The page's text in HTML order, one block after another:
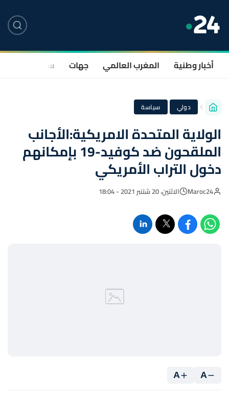
أخبار وطنية المغرب العالمي جهات سياسة
دولي · سياسة
الولاية المتحدة الامريكية:الأجانب
الملقحون ضد كوفيد-19 بإمكانهم
دخول التراب الأمريكي
Maroc24 الاثنين، 20 شتنبر 2021 - 18:04
A
A